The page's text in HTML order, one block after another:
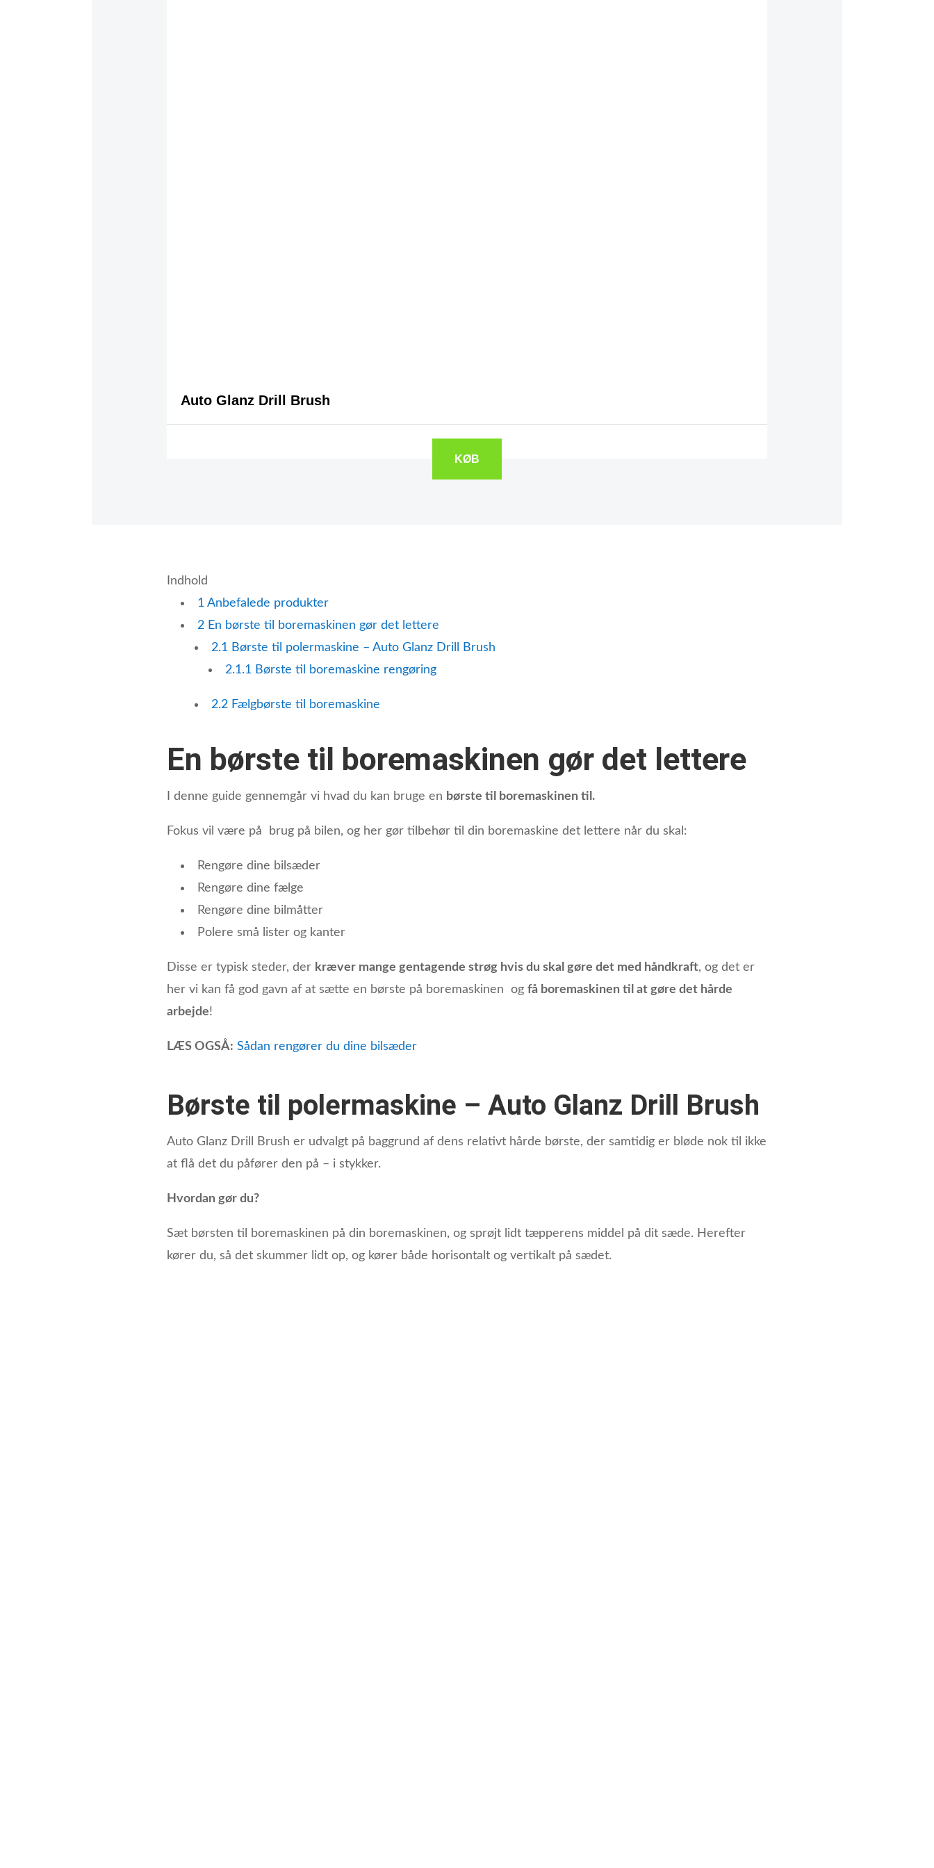
Auto Glanz Drill Brush
KØB
Indhold
1 Anbefalede produkter
2 En børste til boremaskinen gør det lettere
2.1 Børste til polermaskine – Auto Glanz Drill Brush
2.1.1 Børste til boremaskine rengøring
2.2 Fælgbørste til boremaskine
En børste til boremaskinen gør det lettere
I denne guide gennemgår vi hvad du kan bruge en børste til boremaskinen til.
Fokus vil være på brug på bilen, og her gør tilbehør til din boremaskine det lettere når du skal:
Rengøre dine bilsæder
Rengøre dine fælge
Rengøre dine bilmåtter
Polere små lister og kanter
Disse er typisk steder, der kræver mange gentagende strøg hvis du skal gøre det med håndkraft, og det er
her vi kan få god gavn af at sætte en børste på boremaskinen og få boremaskinen til at gøre det hårde
arbejde!
LÆS OGSÅ: Sådan rengører du dine bilsæder
Børste til polermaskine – Auto Glanz Drill Brush
Auto Glanz Drill Brush er udvalgt på baggrund af dens relativt hårde børste, der samtidig er bløde nok til ikke
at flå det du påfører den på – i stykker.
Hvordan gør du?
Sæt børsten til boremaskinen på din boremaskinen, og sprøjt lidt tæpperens middel på dit sæde. Herefter
kører du, så det skummer lidt op, og kører både horisontalt og vertikalt på sædet.